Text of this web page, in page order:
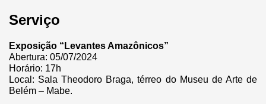
Serviço
Exposição “Levantes Amazônicos”
Abertura: 05/07/2024
Horário: 17h
Local: Sala Theodoro Braga, térreo do Museu de Arte de
Belém – Mabe.